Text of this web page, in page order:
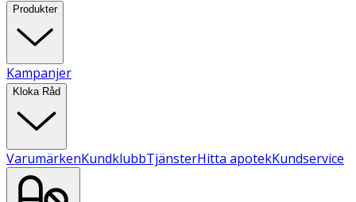
Produkter
Kampanjer
Kloka Råd
VarumärkenKundklubbTjänsterHitta apotekKundservice